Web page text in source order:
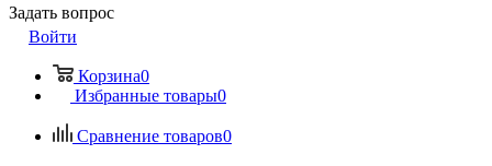
Задать вопрос
Войти
Корзина0
Избранные товары0
Сравнение товаров0